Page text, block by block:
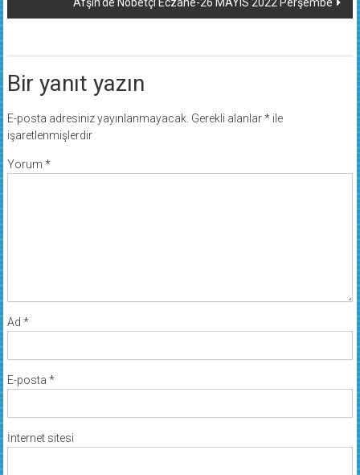
Bir yanıt yazın
E-posta adresiniz yayınlanmayacak. Gerekli alanlar*ile
işaretlenmişlerdir
Yorum *
Ad *
E-posta *
İnternet sitesi